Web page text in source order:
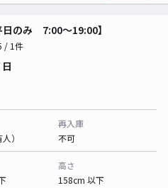
のみ 7:00〜19:00】
/ 1件
）
再入庫
不可
高さ
158cm 以下